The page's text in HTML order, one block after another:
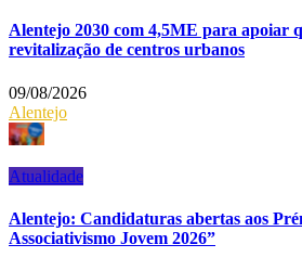
Alentejo 2030 com 4,5ME para apoiar
revitalização de centros urbanos
09/08/2026
Alentejo
Atualidade
Alentejo: Candidaturas abertas aos
Associativismo Jovem 2026”